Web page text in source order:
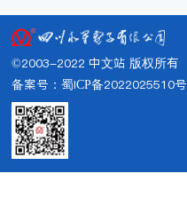
©2003-2022 中文站 版权所有
备案号：蜀ICP备2022025510号